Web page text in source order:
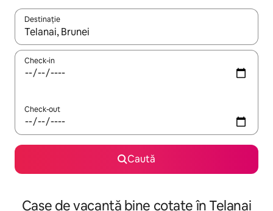
Destinație
Când se încarcă rezultatele, navighează folosind tastele
Check-in
Check-out
Caută
Case de vacanță bine cotate în Telanai